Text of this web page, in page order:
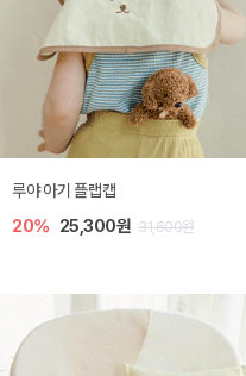
루야 아기 플랩캡
20% 25,300원 31,600원